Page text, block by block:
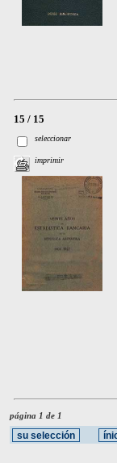
15 / 15
seleccionar
imprimir
página 1 de 1